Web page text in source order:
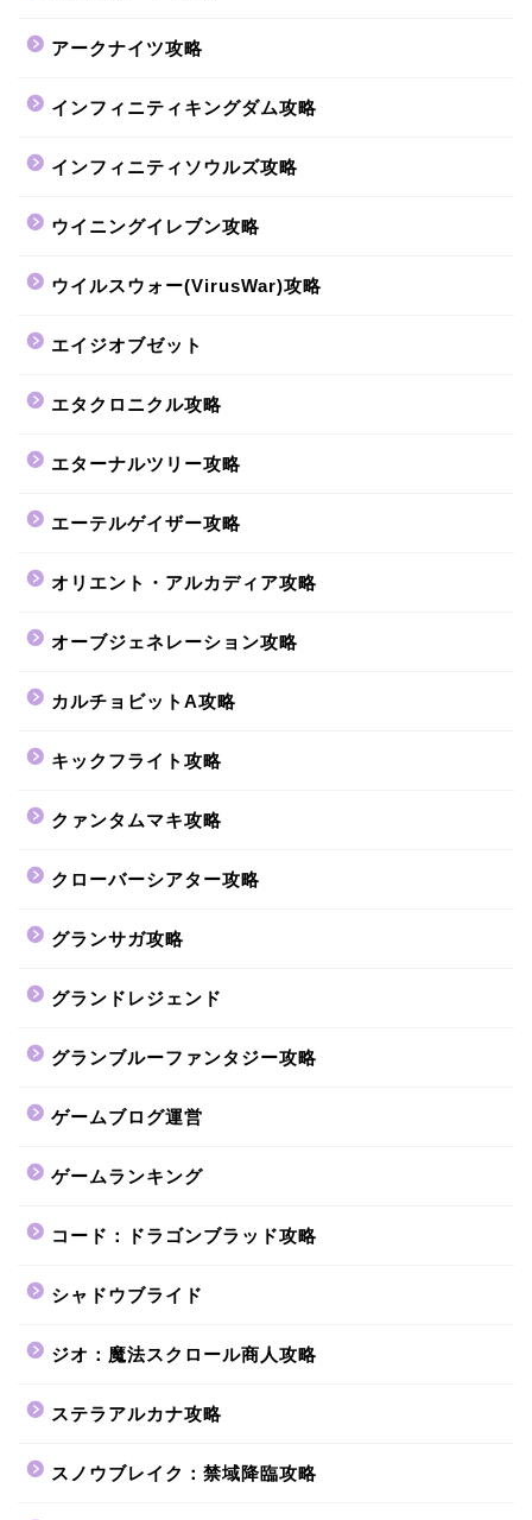
アークナイツ攻略
インフィニティキングダム攻略
インフィニティソウルズ攻略
ウイニングイレブン攻略
ウイルスウォー(VirusWar)攻略
エイジオブゼット
エタクロニクル攻略
エターナルツリー攻略
エーテルゲイザー攻略
オリエント・アルカディア攻略
オーブジェネレーション攻略
カルチョビットA攻略
キックフライト攻略
クァンタムマキ攻略
クローバーシアター攻略
グランサガ攻略
グランドレジェンド
グランブルーファンタジー攻略
ゲームブログ運営
ゲームランキング
コード：ドラゴンブラッド攻略
シャドウブライド
ジオ：魔法スクロール商人攻略
ステラアルカナ攻略
スノウブレイク：禁域降臨攻略